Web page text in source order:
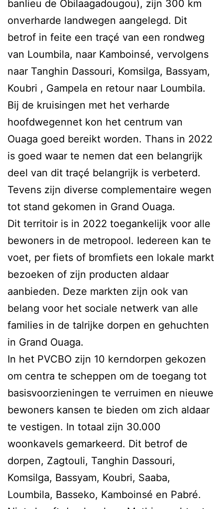
banlieu de Obilaagadougou), zijn 300 km
onverharde landwegen aangelegd. Dit
betrof in feite een traçé van een rondweg
van Loumbila, naar Kamboinsé, vervolgens
naar Tanghin Dassouri, Komsilga, Bassyam,
Koubri , Gampela en retour naar Loumbila.
Bij de kruisingen met het verharde
hoofdwegennet kon het centrum van
Ouaga goed bereikt worden. Thans in 2022
is goed waar te nemen dat een belangrijk
deel van dit traçé belangrijk is verbeterd.
Tevens zijn diverse complementaire wegen
tot stand gekomen in Grand Ouaga.
Dit territoir is in 2022 toegankelijk voor alle
bewoners in de metropool. Iedereen kan te
voet, per fiets of bromfiets een lokale markt
bezoeken of zijn producten aldaar
aanbieden. Deze markten zijn ook van
belang voor het sociale netwerk van alle
families in de talrijke dorpen en gehuchten
in Grand Ouaga.
In het PVCBO zijn 10 kerndorpen gekozen
om centra te scheppen om de toegang tot
basisvoorzieningen te verruimen en nieuwe
bewoners kansen te bieden om zich aldaar
te vestigen. In totaal zijn 30.000
woonkavels gemarkeerd. Dit betrof de
dorpen, Zagtouli, Tanghin Dassouri,
Komsilga, Bassyam, Koubri, Saaba,
Loumbila, Basseko, Kamboinsé en Pabré.